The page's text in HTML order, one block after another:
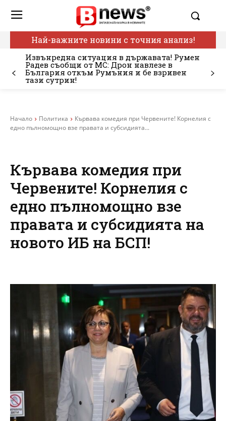
Най-важните новини с точния анализ!
Извънредна ситуация в държавата! Румен
Радев съобщи от МС: Дрон навлезе в
България откъм Румъния и бе взривен
тази сутрин!
Начало Политика
Кървава комедия при Червените! Корнелия с
едно пълномощно взе правата и субсидията...
Кървава комедия при
Червените! Корнелия с
едно пълномощно взе
правата и субсидията на
новото ИБ на БСП!